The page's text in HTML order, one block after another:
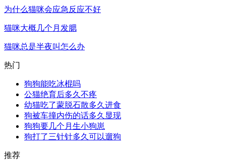
为什么猫咪会应急反应不好
猫咪大概几个月发腮
猫咪总是半夜叫怎么办
热门
狗狗能吃冰棍吗
公猫绝育后多久不疼
幼猫吃了蒙脱石散多久进食
狗被车撞内伤的话多久显现
狗狗要几个月生小狗崽
狗打了三针针多久可以遛狗
推荐